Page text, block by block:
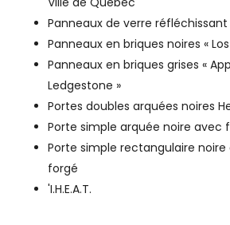
Panneaux de verre réfléchissant
Panneaux en briques noires «
Panneaux en briques grises «
Ledgestone »
Portes doubles arquées noires
Porte simple arquée noire avec
Porte simple rectangulaire
forgé
'I.H.E.A.T.